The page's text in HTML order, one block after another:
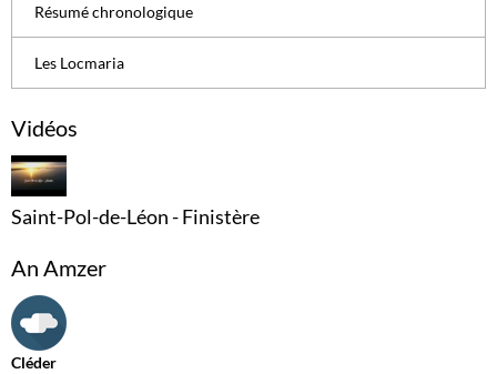
Résumé chronologique
Les Locmaria
Vidéos
Saint-Pol-de-Léon - Finistère
An Amzer
Cléder